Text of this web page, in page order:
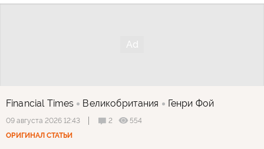
Financial Times Великобритания Генри Фой
09 августа 2026 12:43 2
554
ОРИГИНАЛ СТАТЬИ